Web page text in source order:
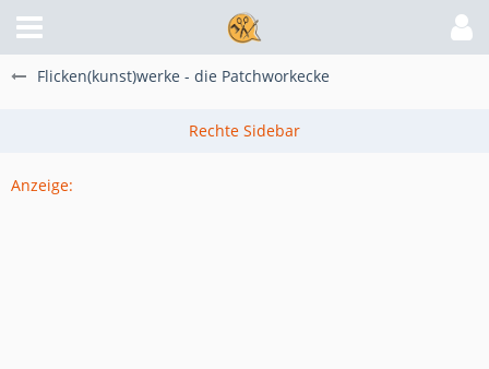
Flicken(kunst)werke - die Patchworkecke
Anzeige: